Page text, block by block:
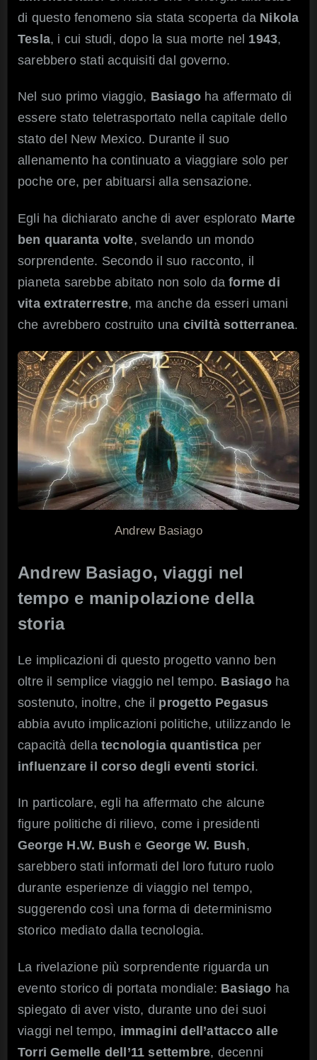
di questo fenomeno sia stata scoperta da Nikola
Tesla, i cui studi, dopo la sua morte nel 1943,
sarebbero stati acquisiti dal governo.
Nel suo primo viaggio, Basiago ha affermato di
essere stato teletrasportato nella capitale dello
stato del New Mexico. Durante il suo
allenamento ha continuato a viaggiare solo per
poche ore, per abituarsi alla sensazione.
Egli ha dichiarato anche di aver esplorato Marte
ben quaranta volte, svelando un mondo
sorprendente. Secondo il suo racconto, il
pianeta sarebbe abitato non solo da forme di
vita extraterrestre, ma anche da esseri umani
che avrebbero costruito una civiltà sotterranea.
Andrew Basiago
Andrew Basiago, viaggi nel
tempo e manipolazione della
storia
Le implicazioni di questo progetto vanno ben
oltre il semplice viaggio nel tempo. Basiagoha
sostenuto, inoltre, che il progetto Pegasus
abbia avuto implicazioni politiche, utilizzando le
capacità della tecnologia quantistica per
influenzare il corso degli eventi storici.
In particolare, egli ha affermato che alcune
figure politiche di rilievo, come i presidenti
George H.W. Bush e George W. Bush,
sarebbero stati informati del loro futuro ruolo
durante esperienze di viaggio nel tempo,
suggerendo così una forma di determinismo
storico mediato dalla tecnologia.
La rivelazione più sorprendente riguarda un
evento storico di portata mondiale: Basiago ha
spiegato di aver visto, durante uno dei suoi
viaggi nel tempo, immagini dell’attacco alle
Torri Gemelle dell’11 settembre, decenni